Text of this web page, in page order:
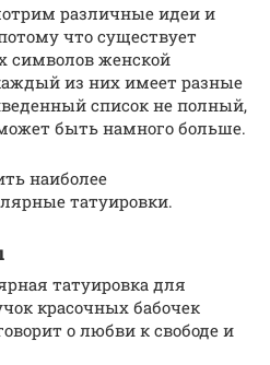
различные идеи и
что существует
символов женской
из них имеет разные
список не полный,
быть намного больше.
наиболее
татуировки.
татуировка для
красочных бабочек
о любви к свободе и